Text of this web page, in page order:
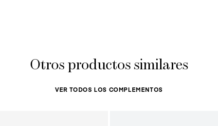
Otros productos similares
VER TODOS LOS COMPLEMENTOS